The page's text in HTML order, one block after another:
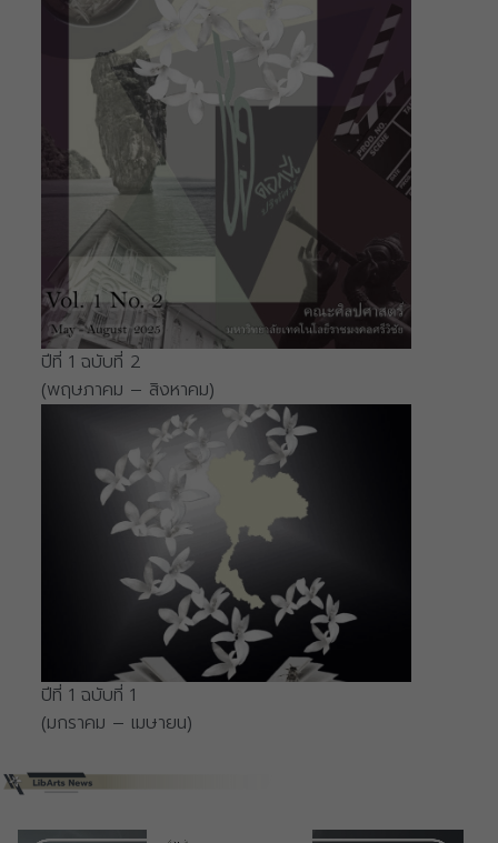
ปีที่ 1 ฉบับที่ 2
(พฤษภาคม – สิงหาคม)
ปีที่ 1 ฉบับที่ 1
(มกราคม – เมษายน)